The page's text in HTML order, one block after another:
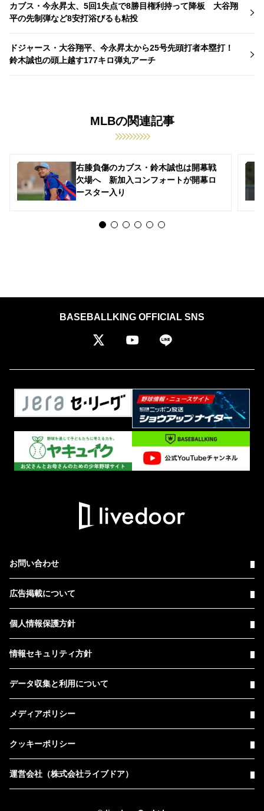
カブス・今永昇太、5回1失点で8勝目権利持って降板 大谷翔
平の先制弾など8安打浴びるも粘投
ドジャース・大谷翔平、今永昇太から25号先頭打者本塁打！
鈴木誠也の頭上越す177キロ弾丸アーチ
MLBの関連記事
右膝負傷のカブス・鈴木誠也は開幕戦
欠場へ 新加入コンフォートが開幕ロ
ースター入り
BASEBALLKING OFFICIAL SNS
お問い合わせ
広告掲載について
個人情報保護方針
情報セキュリティ方針
データ収集と利用について
メディアポリシー
クッキーポリシー
運営会社（株式会社ライブドア）